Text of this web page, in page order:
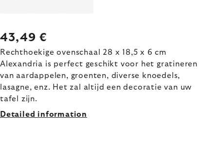
43,49 €
Rechthoekige ovenschaal 28 x 18,5 x 6 cm
Alexandria is perfect geschikt voor het gratineren
van aardappelen, groenten, diverse knoedels,
lasagne, enz. Het zal altijd een decoratie van uw
tafel zijn.
Detailed information